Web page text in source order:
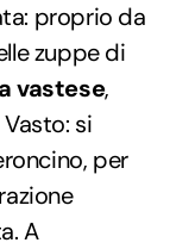
proprio da
zuppe di
vastese,
si
per
A